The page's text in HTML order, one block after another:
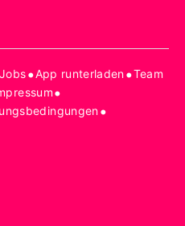
Jobs•App runterladen•Team
•
•